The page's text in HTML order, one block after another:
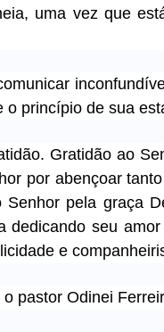
uma vez que
princípio de sua
Gratidão ao
por abençoar
pela graça
dedicando seu
e
pastor Odinei